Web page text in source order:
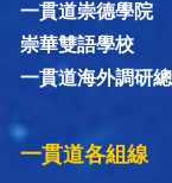
一貫道崇德學院
崇華雙語學校
一貫道海外調研
一貫道各組線